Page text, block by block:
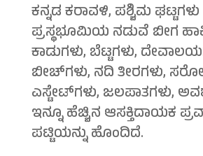
ಕನ್ನಡ ಕರಾವಳಿ, ಪಶ್ಚಿಮ
ಪ್ರಸ್ಥಭೂಮಿಯ ನಡುವೆ ಬೀಗ
ಕಾಡುಗಳು, ಬೆಟ್ಟಗಳು,
ಬೀಚ್‌ಗಳು, ನದಿ ತೀರಗಳು,
ಎಸ್ಟೇಟ್‌ಗಳು, ಜಲಪಾತಗಳು,
ಇನ್ನೂ ಹೆಚ್ಚಿನ ಆಸಕ್ತಿದಾಯಕ
ಪಟ್ಟಿಯನ್ನು ಹೊಂದಿದೆ.